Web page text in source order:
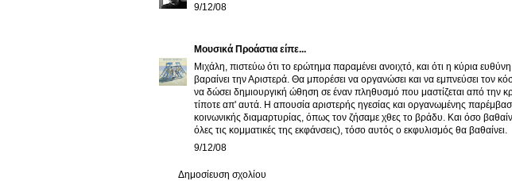
9/12/08
Μουσικά Προάστια είπε...
Μιχάλη, πιστεύω ότι το ερώτημα παραμένει ανοιχτό, και ότι η κύρια
βαραίνει την Αριστερά. Θα μπορέσει να οργανώσει και να εμπνεύσει τον
να δώσει δημιουργική ώθηση σε έναν πληθυσμό που μαστίζεται από την
τίποτε απ' αυτά. Η απουσία αριστερής ηγεσίας και οργανωμένης
κοινωνικής διαμαρτυρίας, όπως τον ζήσαμε χθες το βράδυ. Και όσο
όλες τις κομματικές της εκφάνσεις), τόσο αυτός ο εκφυλισμός θα βαθαίνει.
9/12/08
Δημοσίευση σχολίου